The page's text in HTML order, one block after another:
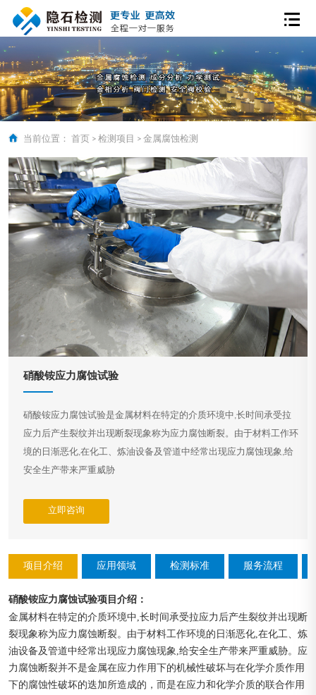
当前位置： 首页 > 检测项目 > 金属腐蚀检测
硝酸铵应力腐蚀试验
硝酸铵应力腐蚀试验是金属材料在特定的介质环境中,长时间承受拉
应力后产生裂纹并出现断裂现象称为应力腐蚀断裂。由于材料工作环
境的日渐恶化,在化工、炼油设备及管道中经常出现应力腐蚀现象,给
安全生产带来严重威胁
立即咨询
项目介绍 应用领域 检测标准 服务流程
硝酸铵应力腐蚀试验项目介绍 ：
金属材料在特定的介质环境中,长时间承受拉应力后产生裂纹并出现断
裂现象称为应力腐蚀断裂。由于材料工作环境的日渐恶化,在化工、炼
油设备及管道中经常出现应力腐蚀现象,给安全生产带来严重威胁。应
力腐蚀断裂并不是金属在应力作用下的机械性破坏与在化学介质作用
下的腐蚀性破坏的迭加所造成的，而是在应力和化学介质的联合作用